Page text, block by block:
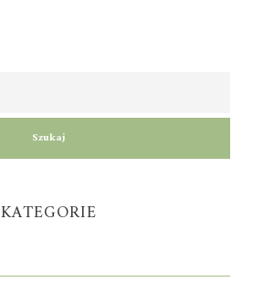
KATEGORIE